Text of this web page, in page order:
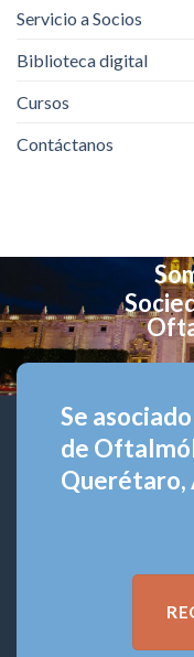
Servicio a Socios
Biblioteca digital
Cursos
Contáctanos
Se
de
Querétaro,